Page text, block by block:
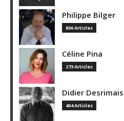
Philippe Bilger
806 Articles
Céline Pina
273 Articles
Didier Desrimais
404 Articles